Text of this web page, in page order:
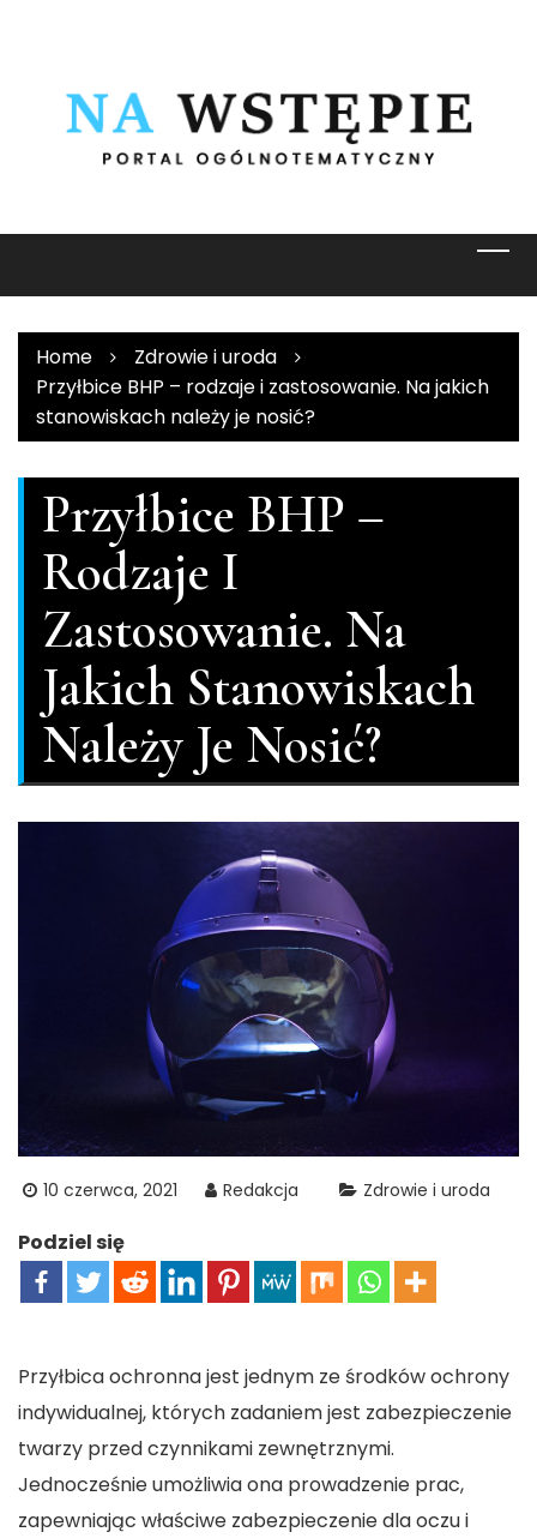
Home
Zdrowie i uroda
Przyłbice BHP – rodzaje i zastosowanie. Na jakich
stanowiskach należy je nosić?
Przyłbice BHP –
Rodzaje I
Zastosowanie. Na
Jakich Stanowiskach
Należy Je Nosić?
10 czerwca, 2021 Redakcja Zdrowie i uroda
Podziel się
Przyłbica ochronna jest jednym ze środków ochrony
indywidualnej, których zadaniem jest zabezpieczenie
twarzy przed czynnikami zewnętrznymi.
Jednocześnie umożliwia ona prowadzenie prac,
zapewniając właściwe zabezpieczenie dla oczu i